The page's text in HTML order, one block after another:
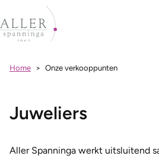
Home Onze verkooppunten
Juweliers
Aller Spanninga werkt uitsluitend